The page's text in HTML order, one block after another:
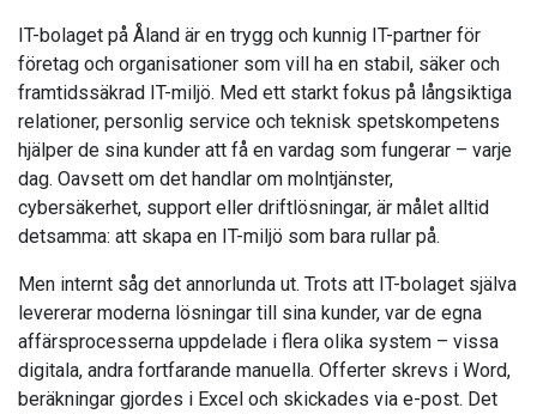
IT-bolaget på Åland är en trygg och kunnig IT-partner för
företag och organisationer som vill ha en stabil, säker och
framtidssäkrad IT-miljö. Med ett starkt fokus på långsiktiga
relationer, personlig service och teknisk spetskompetens
hjälper de sina kunder att få en vardag som fungerar – varje
dag. Oavsett om det handlar om molntjänster,
cybersäkerhet, support eller driftlösningar, är målet alltid
detsamma: att skapa en IT-miljö som bara rullar på.
Men internt såg det annorlunda ut. Trots att IT-bolaget själva
levererar moderna lösningar till sina kunder, var de egna
affärsprocesserna uppdelade i flera olika system – vissa
digitala, andra fortfarande manuella. Offerter skrevs i Word,
beräkningar gjordes i Excel och skickades via e-post. Det